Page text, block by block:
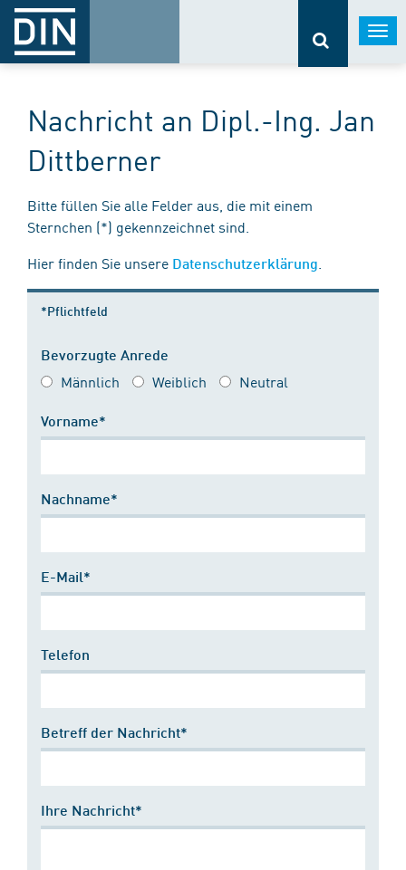
Nachricht an Dipl.-Ing. Jan
Dittberner
Bitte füllen Sie alle Felder aus, die mit einem
Sternchen (*) gekennzeichnet sind.
Hier finden Sie unsere Datenschutzerklärung
*Pflichtfeld
Bevorzugte Anrede
Männlich Weiblich Neutral
Vorname*
Nachname*
E-Mail*
Telefon
Betreff der Nachricht*
Ihre Nachricht*